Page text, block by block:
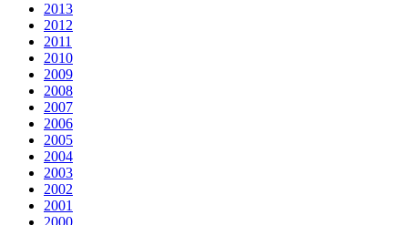
2013
2012
2011
2010
2009
2008
2007
2006
2005
2004
2003
2002
2001